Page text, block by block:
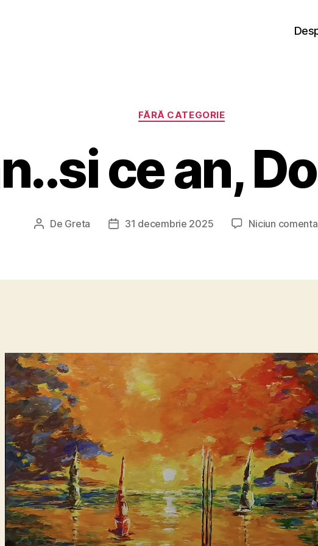
Categorii
FĂRĂ CATEGORIE
ce an,
Autor
De Greta
Dată31 decembrie 2025 Niciun